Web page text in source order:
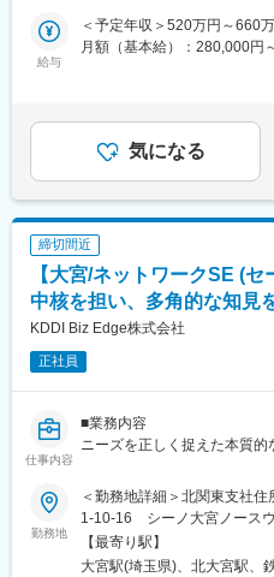
■働く環境：
■キャリアパス：
入社後は新規市場への提案活
市場知識を深めます。数年
ージャーとしての役割を期
戦でき、技術・提案・事業戦
す。
変更の範囲：会社の定める業
より、提案型のシステムエ
■業務内容：航空機用コック
行い、技術的な理解を促進
た、既存製品群とOKIグルー
ューション提案も可能で、
求められます。業務では、
の基礎知識を活かしながら
ートを用いた進捗管理も行い
じて、若手育成にも関与いた
割も期待されています。
■業務の魅力：顧客課題に対
で、社会貢献性の高い航空機
若手育成を通じて、技術者と
■働く環境：部内は61名体制
層が在籍。自由闊達な議論
あります。仕事や趣味、プラ
風通しの良い職場です。
り、柔軟な働き方が可能です
■キャリアパス：システムエ
STL→TL→チームマネジメン
ペシャリストとしてのキャリ
モートワーク含む）
給与
＜予定年収＞520万円～660
月額（基本給）：280,000円
上、当社規定により決定し
後に採用内定通知書にてお
与：年2回（6月、12月）賃
考を通じて上下する可能性
めた表記です。
気になる
締切間近
【大宮/ネットワークSE (
中核を担い、多角的な知見
KDDI Biz Edge株式会社
正社員
仕事内容
■業務内容
ニーズを正しく捉えた本質的
を行い、提案を行います。
営業担当者に同行し、お客
勤務地
＜勤務地詳細＞北関東支社
1-10-16 シーノ大宮ノースウ
煙変更の範囲：会社の定め
【最寄り駅】
大宮駅(埼玉県)、北大宮駅、